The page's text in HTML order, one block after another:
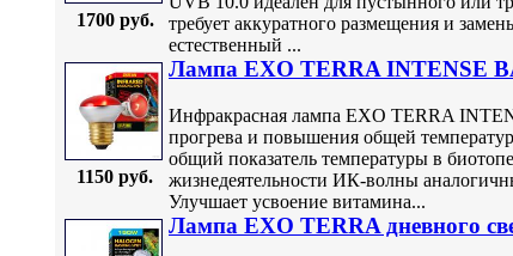
1700 руб.
требует аккуратного размещения и
естественный ...
1150 руб.
Лампа EXO TERRA INTENSE
Инфракрасная лампа EXO TERRA
прогрева и повышения общей
общий показатель температуры в
жизнедеятельности ИК-волны
Улучшает усвоение витамина...
Лампа EXO TERRA дневного